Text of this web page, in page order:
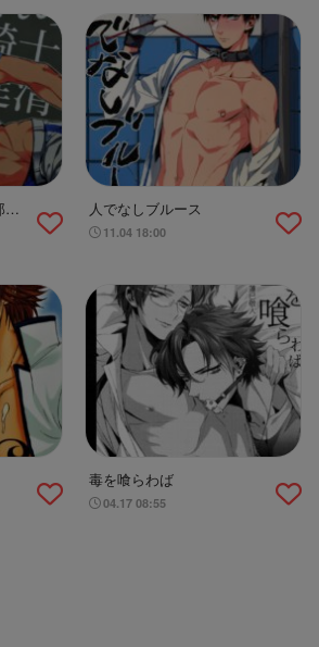
人でなしブルース
11.04 18:00
毒を喰らわば
04.17 08:55